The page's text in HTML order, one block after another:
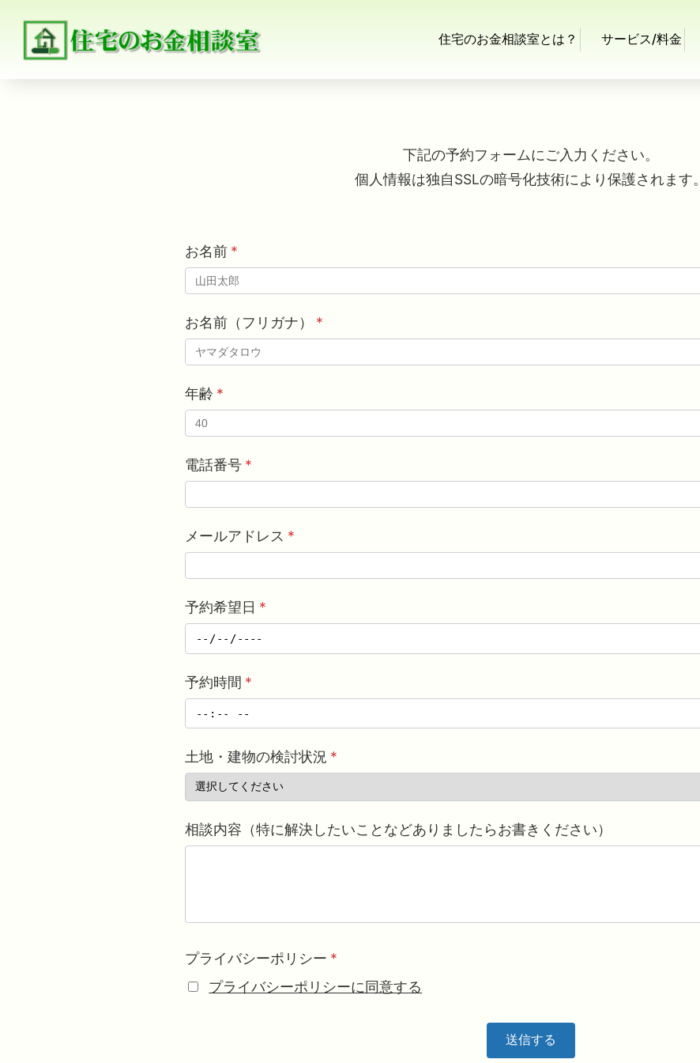
住宅のお金相談室とは？ サービス/料金
下記の予約フォームにご入力ください。
個人情報は独自SSLの暗号化技術により保護されます。
お名前 *
お名前（フリガナ） *
年齢 *
電話番号 *
メールアドレス *
予約希望日 *
予約時間 *
土地・建物の検討状況 *
相談内容（特に解決したいことなどありましたらお書きください）
プライバシーポリシー *
プライバシーポリシーに同意する
送信する